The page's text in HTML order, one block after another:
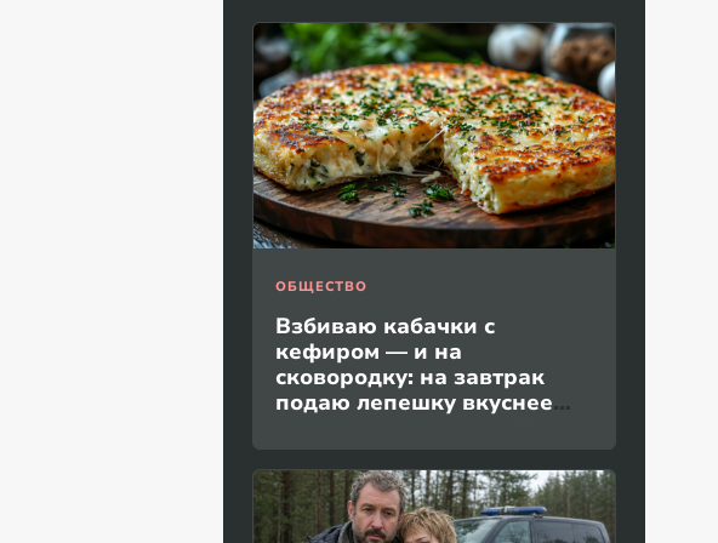
ОБЩЕСТВО
Взбиваю кабачки с
кефиром — и на
сковородку: на завтрак
подаю лепешку вкуснее